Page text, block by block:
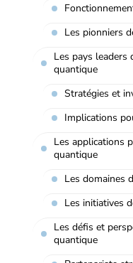
Les pionniers
Les pays leaders
quantique
Stratégies et
Implications
Les applications
quantique
Les domaines
Les initiatives
Les défis et
quantique